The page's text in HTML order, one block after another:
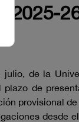
2025-
de la
de
provisional
desde